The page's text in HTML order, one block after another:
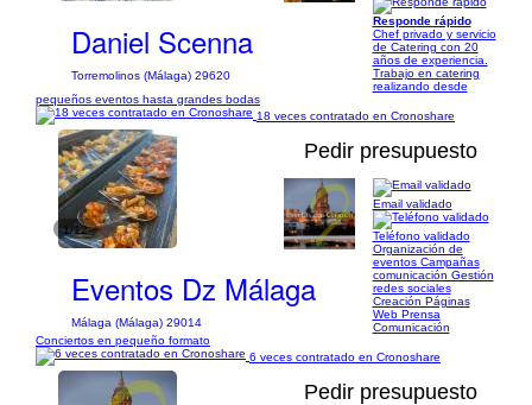
Daniel Scenna
Torremolinos (Málaga) 29620
Responde rápido
Chef privado y servicio
de Catering con 20
años de experiencia.
Trabajo en catering
realizando desde
pequeños eventos hasta grandes bodas
18 veces contratado en Cronoshare
1/12
Pedir presupuesto
Eventos Dz Málaga
Málaga (Málaga) 29014
Email validado
Teléfono validado
Organización de
eventos Campañas
comunicación Gestión
redes sociales
Creación Páginas
Web Prensa
Comunicación
Conciertos en pequeño formato
6 veces contratado en Cronoshare
Pedir presupuesto